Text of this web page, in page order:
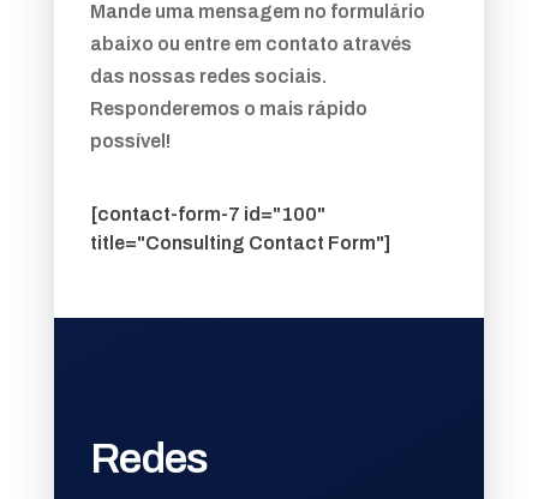
Mande uma mensagem no formulário
abaixo ou entre em contato através
das nossas redes sociais.
Responderemos o mais rápido
possível!
[contact-form-7 id="100"
title="Consulting Contact Form"]
Redes